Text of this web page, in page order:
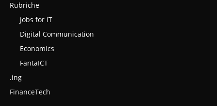
Rubriche
Jobs for IT
Digital Communication
Economics
FantaICT
.ing
FinanceTech